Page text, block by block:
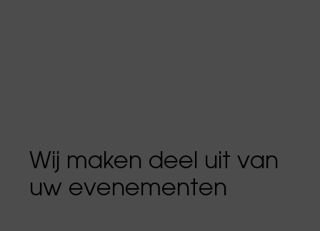
Wij maken deel uit van
uw evenementen